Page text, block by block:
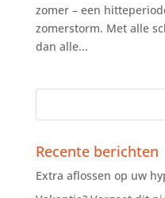
zomer – een
zomerstorm. Met alle
dan alle...
Recente berichten
Extra aflossen op uw